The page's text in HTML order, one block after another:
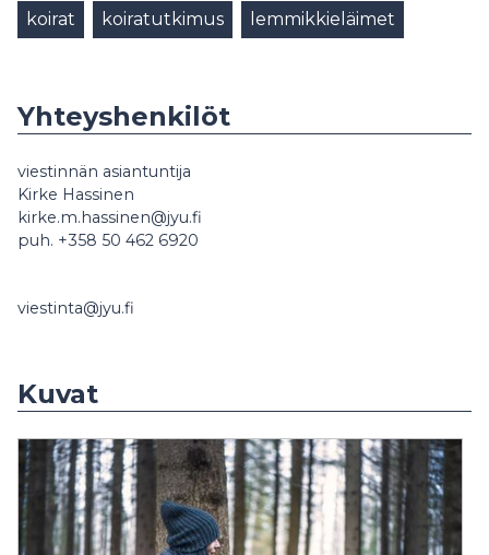
koirat koiratutkimus lemmikkieläimet
Yhteyshenkilöt
viestinnän asiantuntija
Kirke Hassinen
kirke.m.hassinen@jyu.fi
puh. +358 50 462 6920
viestinta@jyu.fi
Kuvat